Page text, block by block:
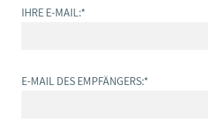
IHRE E-MAIL:*
E-MAIL DES EMPFÄNGERS:*